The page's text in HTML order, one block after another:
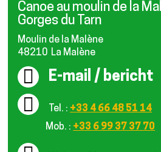
Canoe au moulin de la
Gorges du Tarn
Moulin de la Malène
48210 La Malène
E-mail / bericht
Tel. : +33 4 66 48 51 14
Mob. : +33 6 99 37 37 70